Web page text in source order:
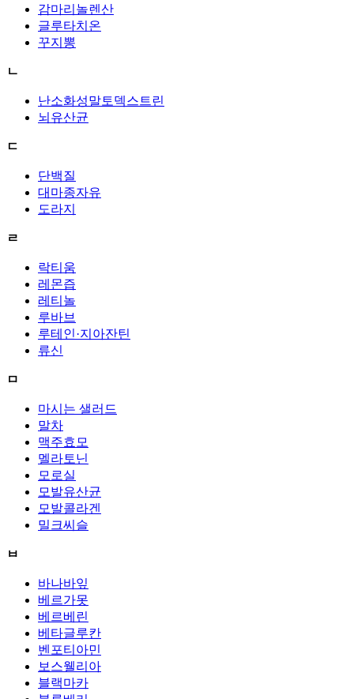
감마리놀렌산
글루타치온
꾸지뽕
ㄴ
난소화성말토덱스트린
뇌유산균
ㄷ
단백질
대마종자유
도라지
ㄹ
락티움
레몬즙
레티놀
루바브
루테인·지아잔틴
류신
ㅁ
마시는 샐러드
말차
맥주효모
멜라토닌
모로실
모발유산균
모발콜라겐
밀크씨슬
ㅂ
바나바잎
베르가못
베르베린
베타글루칸
벤포티아민
보스웰리아
블랙마카